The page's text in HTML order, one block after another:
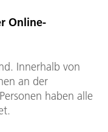
Online-
Innerhalb von
an der
haben alle